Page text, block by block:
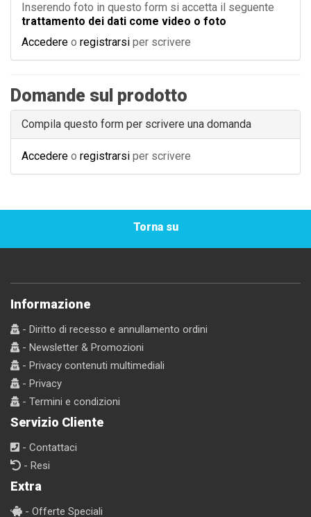
Inserendo foto in questo form si accetta il seguente
trattamento dei dati come video o foto
Accedere o registrarsi per scrivere
Domande sul prodotto
Compila questo form per scrivere una domanda
Accedere o registrarsi per scrivere
Torna su
Informazione
- Diritto di recesso e annullamento ordini
- Newsletter & Promozioni
- Privacy contenuti multimediali
- Privacy
- Termini e condizioni
Servizio Cliente
- Contattaci
- Resi
Extra
- Offerte Speciali